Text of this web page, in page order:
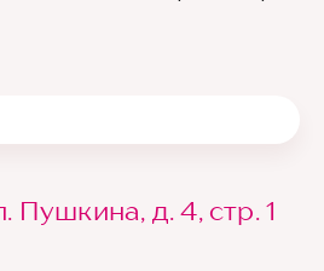
Пушкина, д. 4, стр. 1